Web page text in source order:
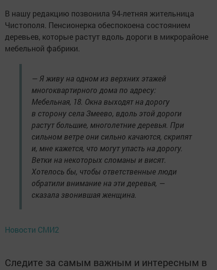
В нашу редакцию позвонила 94-летняя жительница
Чистополя. Пенсионерка обеспокоена состоянием
деревьев, которые растут вдоль дороги в микрорайоне
мебельной фабрики.
— Я живу на одном из верхних этажей
многоквартирного дома по адресу:
Мебельная, 18. Окна выходят на дорогу
в сторону села Змеево, вдоль этой дороги
растут большие, многолетние деревья. При
сильном ветре они сильно качаются, скрипят
и, мне кажется, что могут упасть на дорогу.
Ветки на некоторых сломаны и висят.
Хотелось бы, чтобы ответственные люди
обратили внимание на эти деревья, —
сказала звонившая женщина.
Новости СМИ2
Следите за самым важным и интересным в